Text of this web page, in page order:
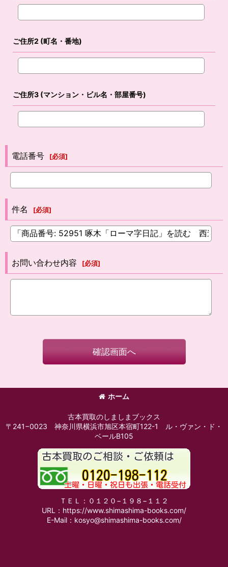
ご住所2 (町名・番地)
ご住所3 (マンション・ビル名・部屋番号)
電話番号 [必須]
件名 [必須]
お問い合わせ内容 [必須]
確認画面へ
ホーム
古本買取のしましまブックス
〒241−0023 神奈川県横浜市旭区本宿町122-1 ル・ヴァン・ド・
ベールB105
ＴＥＬ：０１２０−１９８−１１２
URL：https://www.shimashima-books.com/
E-Mail：kosyo@shimashima-books.com/